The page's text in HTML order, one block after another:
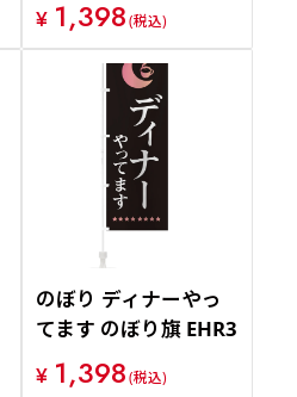
¥ 1,398(税込)
のぼり ディナーやっ
てます のぼり旗 EHR3
¥ 1,398(税込)